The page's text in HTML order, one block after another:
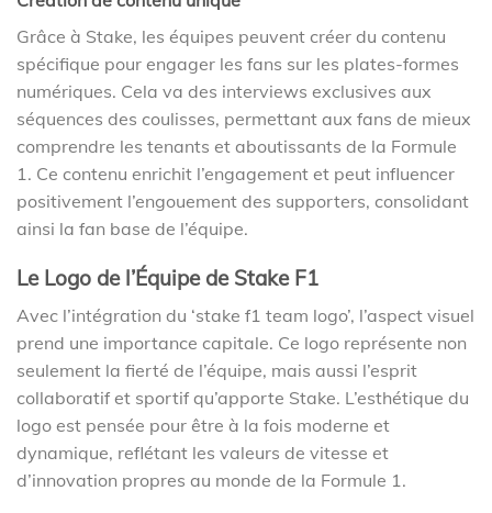
Grâce à Stake, les équipes peuvent créer du contenu
spécifique pour engager les fans sur les plates-formes
numériques. Cela va des interviews exclusives aux
séquences des coulisses, permettant aux fans de mieux
comprendre les tenants et aboutissants de la Formule
1. Ce contenu enrichit l’engagement et peut influencer
positivement l’engouement des supporters, consolidant
ainsi la fan base de l’équipe.
Le Logo de l’Équipe de Stake F1
Avec l’intégration du ‘stake f1 team logo’, l’aspect visuel
prend une importance capitale. Ce logo représente non
seulement la fierté de l’équipe, mais aussi l’esprit
collaboratif et sportif qu’apporte Stake. L’esthétique du
logo est pensée pour être à la fois moderne et
dynamique, reflétant les valeurs de vitesse et
d’innovation propres au monde de la Formule 1.